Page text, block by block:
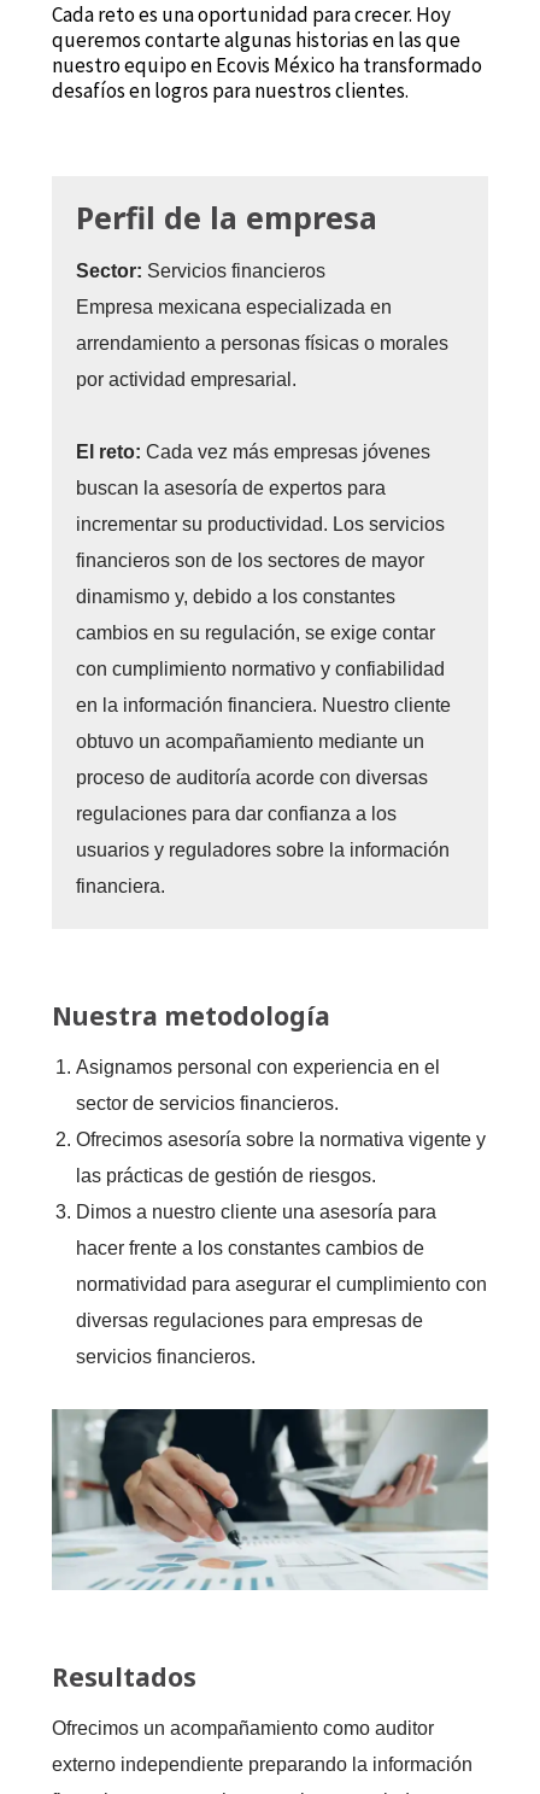
Cada reto es una oportunidad para crecer. Hoy
queremos contarte algunas historias en las que
nuestro equipo en Ecovis México ha transformado
desafíos en logros para nuestros clientes.
Perfil de la empresa
Sector: Servicios financieros
Empresa mexicana especializada en
arrendamiento a personas físicas o morales
por actividad empresarial.
El reto: Cada vez más empresas jóvenes
buscan la asesoría de expertos para
incrementar su productividad. Los servicios
financieros son de los sectores de mayor
dinamismo y, debido a los constantes
cambios en su regulación, se exige contar
con cumplimiento normativo y confiabilidad
en la información financiera. Nuestro cliente
obtuvo un acompañamiento mediante un
proceso de auditoría acorde con diversas
regulaciones para dar confianza a los
usuarios y reguladores sobre la información
financiera.
Nuestra metodología
Asignamos personal con experiencia en el
sector de servicios financieros.
Ofrecimos asesoría sobre la normativa vigente y
las prácticas de gestión de riesgos.
Dimos a nuestro cliente una asesoría para
hacer frente a los constantes cambios de
normatividad para asegurar el cumplimiento con
diversas regulaciones para empresas de
servicios financieros.
Resultados
Ofrecimos un acompañamiento como auditor
externo independiente preparando la información